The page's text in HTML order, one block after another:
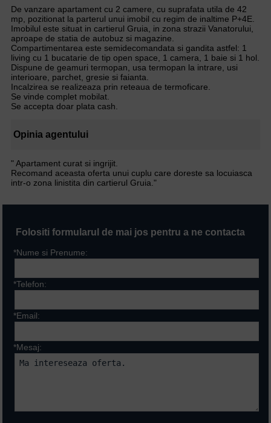
De vanzare apartament cu 2 camere, cu suprafata utila de 42
mp, pozitionat la parterul unui imobil cu regim de inaltime P+4E.
Imobilul este situat in cartierul Gruia, in zona strazii Vanatorului,
aproape de statia de autobuz si magazine.
Compartimentarea este semidecomandata si gandita astfel: 1
living cu 1 bucatarie de tip open space, 1 camera, 1 baie si 1 hol.
Dispune de geamuri termopan, usa termopan la intrare, usi
interioare, parchet, gresie si faianta.
Incalzirea se realizeaza prin reteaua de termoficare.
Se vinde complet mobilat.
Se accepta doar plata cash.
Opinia agentului
" Apartament curat si ingrijit.
Recomand aceasta oferta unui cuplu care doreste sa locuiasca
intr-o zona linistita din cartierul Gruia."
Folositi formularul de mai jos pentru a ne contacta
*Nume si Prenume:
*Telefon:
*Email:
*Mesaj: